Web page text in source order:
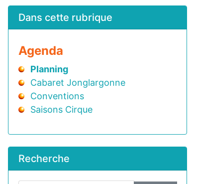
Dans cette rubrique
Agenda
Planning
Cabaret Jonglargonne
Conventions
Saisons Cirque
Recherche